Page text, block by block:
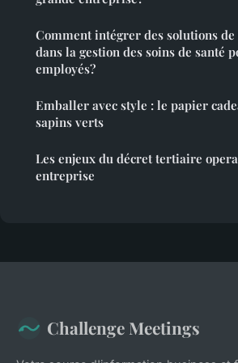
Comment intégrer des solutions
dans la gestion des soins de santé
employés?
Emballer avec style : le papier
sapins verts
Les enjeux du décret tertiaire
entreprise
Challenge Meetings